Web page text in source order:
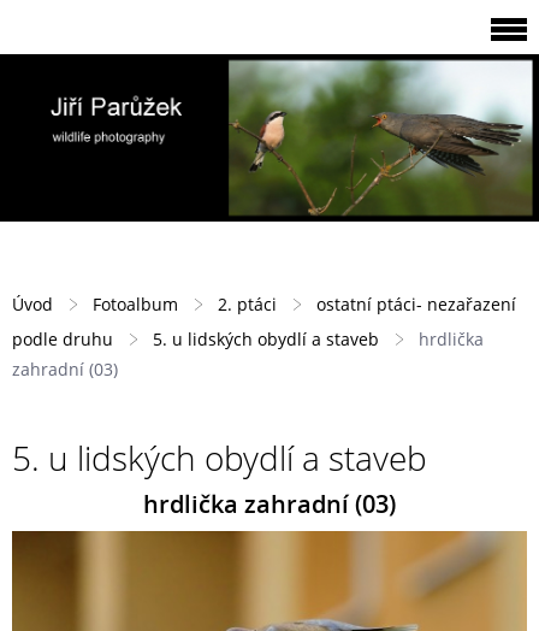
Úvod Fotoalbum 2. ptáci
ostatní ptáci- nezařazení
podle druhu
5. u lidských obydlí a staveb
hrdlička
zahradní (03)
5. u lidských obydlí a staveb
hrdlička zahradní (03)